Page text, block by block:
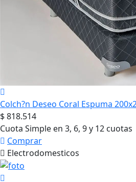
Colch?n Deseo Coral Espuma
$ 818.514
Cuota Simple en 3, 6, 9 y 12 cuotas
Comprar
Electrodomesticos